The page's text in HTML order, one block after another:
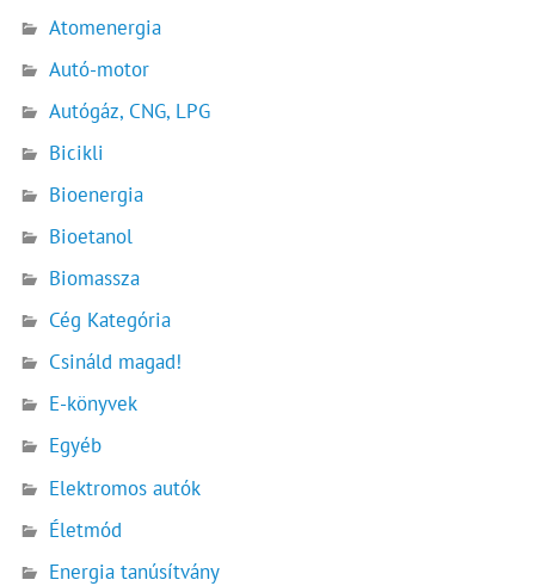
Atomenergia
Autó-motor
Autógáz, CNG, LPG
Bicikli
Bioenergia
Bioetanol
Biomassza
Cég Kategória
Csináld magad!
E-könyvek
Egyéb
Elektromos autók
Életmód
Energia tanúsítvány